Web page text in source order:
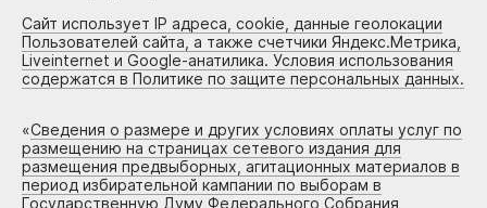
Сайт использует IP адреса, cookie, данные геолокации
Пользователей сайта, а также счетчики Яндекс.Метрика,
Liveinternet и Google-анатилика. Условия использования
содержатся в Политике по защите персональных данных.
«Сведения о размере и других условиях оплаты услуг по
размещению на страницах сетевого издания для
размещения предвыборных, агитационных материалов в
период избирательной кампании по выборам в
Государственную Думу Федерального Собрания